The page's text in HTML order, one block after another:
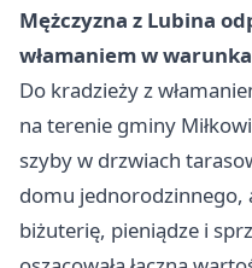
Mężczyzna z Lubina
włamaniem w
Do kradzieży z
na terenie gminy
szyby w drzwiach
domu jednorodzinnego,
biżuterię, pieniądze i